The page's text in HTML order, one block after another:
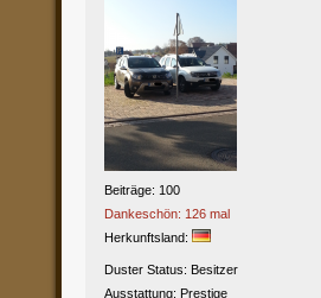
Beiträge: 100
Dankeschön: 126 mal
Herkunftsland:
Duster Status: Besitzer
Ausstattung: Prestige